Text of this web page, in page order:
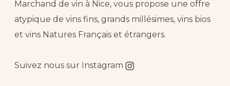
Marchand de vin à Nice, vous propose une offre
atypique de vins fins, grands millésimes, vins bios
et vins Natures Français et étrangers.
Suivez nous sur Instagram